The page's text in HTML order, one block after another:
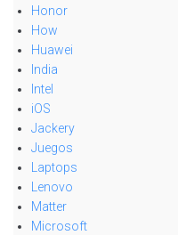
Honor
How
Huawei
India
Intel
iOS
Jackery
Juegos
Laptops
Lenovo
Matter
Microsoft